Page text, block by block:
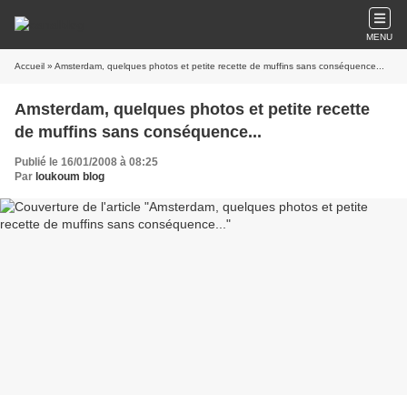
MENU
Accueil » Amsterdam, quelques photos et petite recette de muffins sans conséquence...
Amsterdam, quelques photos et petite recette
de muffins sans conséquence...
Publié le 16/01/2008 à 08:25
Par loukoum blog